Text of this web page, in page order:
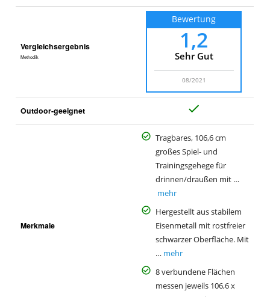
Vergleichsergebnis
Methodik
Bewertung
1,2
Sehr Gut
08/2021
Outdoor-geeignet
a
Merkmale
Tragbares, 106,6 cm
großes Spiel- und
Trainingsgehege für
drinnen/draußen mit …
mehr
Hergestellt aus stabilem
Eisenmetall mit rostfreier
schwarzer Oberfläche. Mit
… mehr
8 verbundene Flächen
messen jeweils 106,6 x